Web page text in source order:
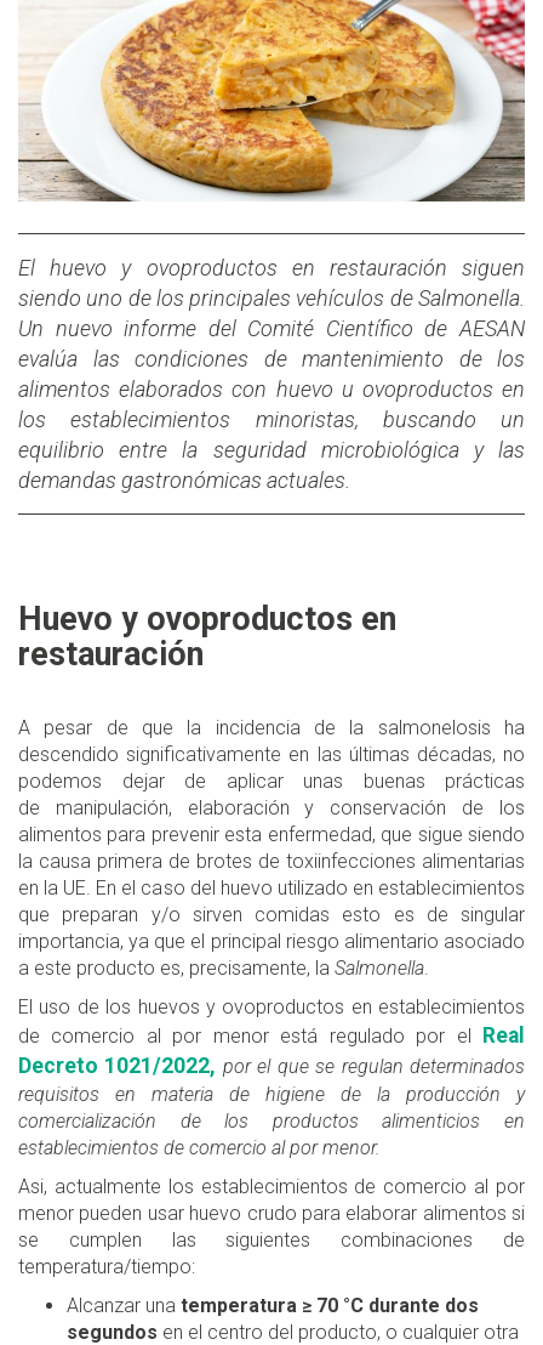
El huevo y ovoproductos en restauración siguen
siendo uno de los principales vehículos de Salmonella.
Un nuevo informe del Comité Científico de AESAN
evalúa las condiciones de mantenimiento de los
alimentos elaborados con huevo u ovoproductos en
los establecimientos minoristas, buscando un
equilibrio entre la seguridad microbiológica y las
demandas gastronómicas actuales.
Huevo y ovoproductos en
restauración
A pesar de que la incidencia de la salmonelosis ha
descendido significativamente en las últimas décadas, no
podemos dejar de aplicar unas buenas prácticas
de manipulación, elaboración y conservación de los
alimentos para prevenir esta enfermedad, que sigue siendo
la causa primera de brotes de toxiinfecciones alimentarias
en la UE. En el caso del huevo utilizado en establecimientos
que preparan y/o sirven comidas esto es de singular
importancia, ya que el principal riesgo alimentario asociado
a este producto es, precisamente, la Salmonella
El uso de los huevos y ovoproductos en establecimientos
de comercio al por menor está regulado por el Real
Decreto 1021/2022, por el que se regulan determinados
requisitos en materia de higiene de la producción y
comercialización de los productos alimenticios en
establecimientos de comercio al por menor.
Asi, actualmente los establecimientos de comercio al por
menor pueden usar huevo crudo para elaborar alimentos si
se cumplen las siguientes combinaciones de
temperatura/tiempo:
Alcanzar una temperatura ≥ 70 °C durante dos
segundos en el centro del producto, o cualquier otra